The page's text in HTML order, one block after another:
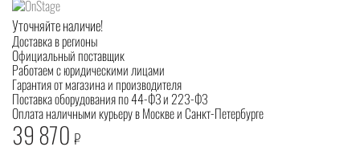
Уточняйте наличие!
Доставка в регионы
Официальный поставщик
Работаем с юридическими лицами
Гарантия от магазина и производителя
Поставка оборудования по 44-ФЗ и 223-ФЗ
Оплата наличными курьеру в Москве и Санкт-Петербурге
39 870 ₽